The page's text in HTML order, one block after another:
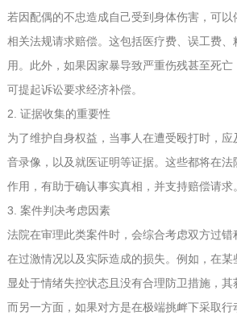
若因配偶的不忠造成自己受到身体伤害，可
相关法规请求赔偿。这包括医疗费、误工费
用。此外，如果因家暴导致严重伤残甚至死
可提起诉讼要求经济补偿。
2. 证据收集的重要性
为了维护自身权益，当事人在遭受殴打时，
音录像，以及就医证明等证据。这些都将在
作用，有助于确认事实真相，并支持赔偿请求。
3. 案件判决考虑因素
法院在审理此类案件时，会综合考虑双方过
在过激情况以及实际造成的损失。例如，在某
显处于情绪失控状态且没有合理防卫措施，其
而另一方面，如果对方是在极端挑衅下采取行